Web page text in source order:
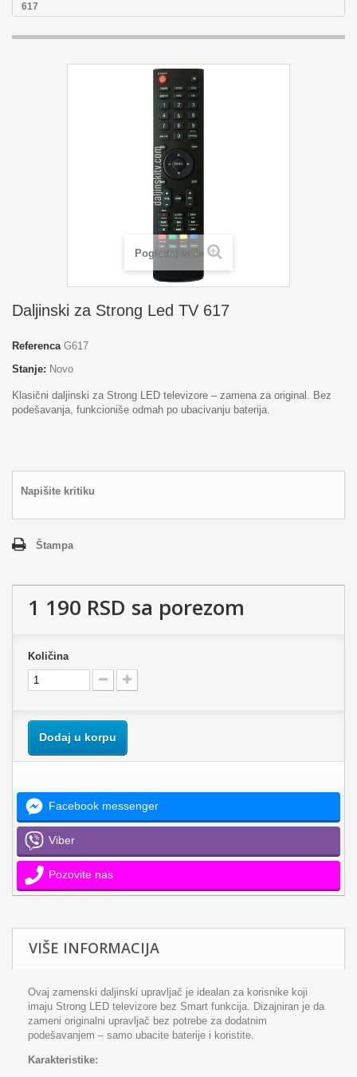
617
Pogledaj veće
Daljinski za Strong Led TV 617
Referenca G617
Stanje: Novo
Klasični daljinski za Strong LED televizore – zamena za original. Bez
podešavanja, funkcioniše odmah po ubacivanju baterija.
Napišite kritiku
Štampa
1 190 RSD sa porezom
Količina
Dodaj u korpu
Facebook messenger
Viber
Pozovite nas
VIŠE INFORMACIJA
Ovaj zamenski daljinski upravljač je idealan za korisnike koji
imaju Strong LED televizore bez Smart funkcija. Dizajniran je da
zameni originalni upravljač bez potrebe za dodatnim
podešavanjem – samo ubacite baterije i koristite.
Karakteristike: